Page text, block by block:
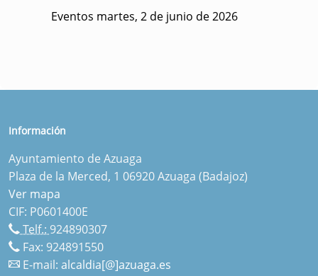
Eventos martes, 2 de junio de 2026
Información
Ayuntamiento de Azuaga
Plaza de la Merced, 1 06920 Azuaga (Badajoz)
Ver mapa
CIF: P0601400E
Telf.: 924890307
Fax: 924891550
E-mail: alcaldia[@]azuaga.es